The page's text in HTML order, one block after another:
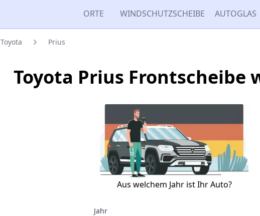
ORTE WINDSCHUTZSCHEIBE AUTOGLAS
Toyota Prius
Toyota Prius Frontscheibe
Aus welchem Jahr ist Ihr Auto?
Jahr